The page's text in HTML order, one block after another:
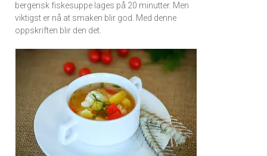
bergensk fiskesuppe lages på 20 minutter. Men
viktigst er nå at smaken blir god. Med denne
oppskriften blir den det.